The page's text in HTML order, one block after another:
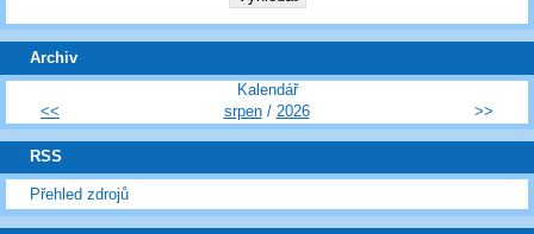
Archiv
Kalendář
<<
srpen/ 2026 >>
RSS
Přehled zdrojů